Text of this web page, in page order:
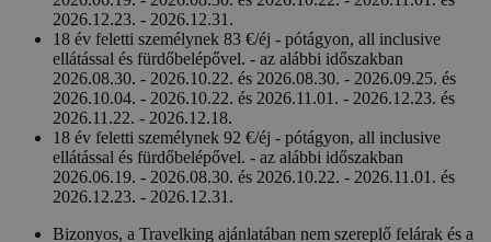
2026.12.23. - 2026.12.31.
18 év feletti személynek 83 €/éj - pótágyon, all inclusive
ellátással és fürdőbelépővel. - az alábbi időszakban
2026.08.30. - 2026.10.22. és 2026.08.30. - 2026.09.25. és
2026.10.04. - 2026.10.22. és 2026.11.01. - 2026.12.23. és
2026.11.22. - 2026.12.18.
18 év feletti személynek 92 €/éj - pótágyon, all inclusive
ellátással és fürdőbelépővel. - az alábbi időszakban
2026.06.19. - 2026.08.30. és 2026.10.22. - 2026.11.01. és
2026.12.23. - 2026.12.31.
Bizonyos, a Travelking ajánlatában nem szereplő felárak és a